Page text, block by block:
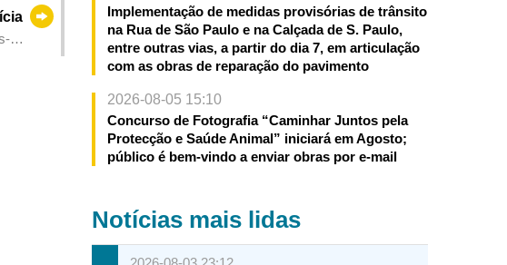
Implementação de medidas provisórias de trânsito
na Rua de São Paulo e na Calçada de S. Paulo,
entre outras vias, a partir do dia 7, em articulação
com as obras de reparação do pavimento
2026-08-05 15:10
Concurso de Fotografia “Caminhar Juntos pela
Protecção e Saúde Animal” iniciará em Agosto;
público é bem-vindo a enviar obras por e-mail
Notícias mais lidas